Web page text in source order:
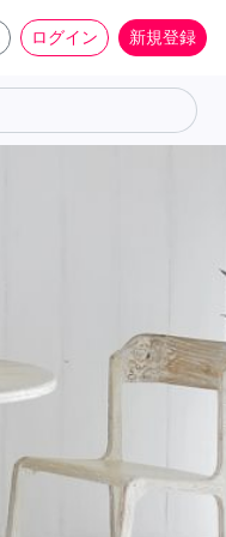
ログイン 新規登録